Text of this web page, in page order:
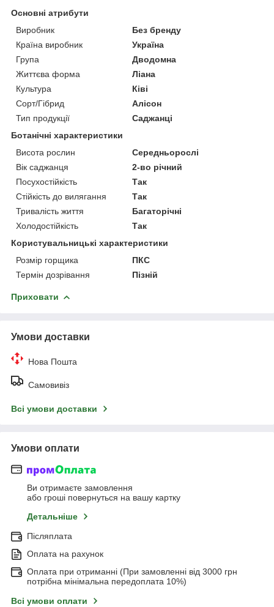
Основні атрибути
Виробник
Без бренду
Країна виробник
Україна
Група
Дводомна
Життєва форма
Ліана
Культура
Ківі
Сорт/Гібрид
Алісон
Тип продукції
Саджанці
Ботанічні характеристики
Висота рослин
Середньорослі
Вік саджанця
2-во річний
Посухостійкість
Так
Стійкість до вилягання
Так
Тривалість життя
Багаторічні
Холодостійкість
Так
Користувальницькі характеристики
Розмір горщика
ПКС
Термін дозрівання
Пізній
Приховати
Умови доставки
Нова Пошта
Самовивіз
Всі умови доставки
Умови оплати
Ви отримаєте замовлення
або гроші повернуться на вашу картку
Детальніше
Післяплата
Оплата на рахунок
Оплата при отриманні (При замовленні від 3000 грн
потрібна мінімальна передоплата 10%)
Всі умови оплати